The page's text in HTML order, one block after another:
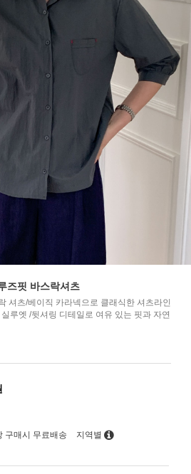
즈핏 바스락셔츠
셔츠/베이직 카라넥으로 클래식한 셔츠라인
루엣 /뒷셔링 디테일로 여유 있는 핏과 자연
구매시 무료배송 지역별